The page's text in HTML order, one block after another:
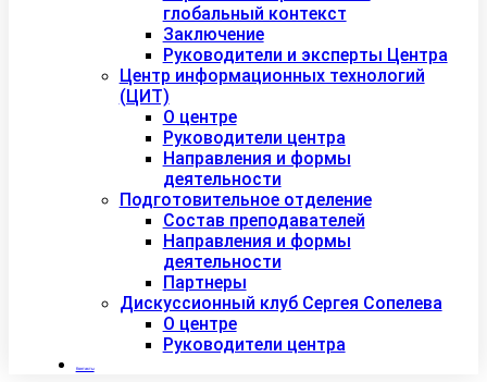
глобальный контекст
Заключение
Руководители и эксперты Центра
Центр информационных технологий
(ЦИТ)
О центре
Руководители центра
Направления и формы
деятельности
Подготовительное отделение
Состав преподавателей
Направления и формы
деятельности
Партнеры
Дискуссионный клуб Сергея Сопелева
О центре
Руководители центра
Контакты